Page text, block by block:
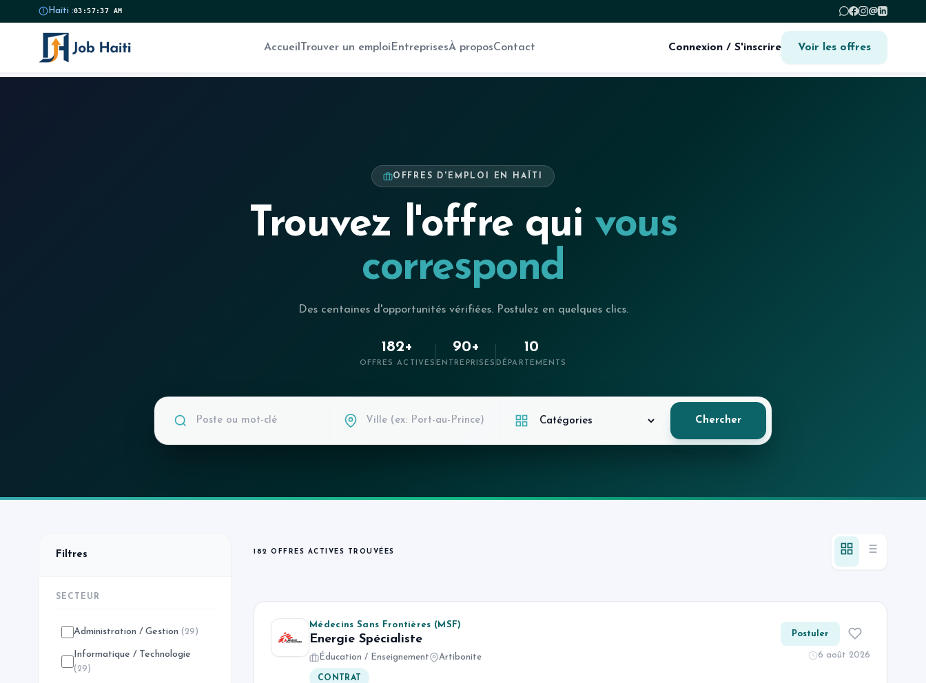
Haïti :03:57:38 AM @
Accueil Trouver un emploi EntreprisesÀ proposContact Connexion / S'inscrire Voir les offres
OFFRES D'EMPLOI EN HAÏTI
Trouvez l'offre qui vous
correspond
Des centaines d'opportunités vérifiées. Postulez en quelques clics.
182+
OFFRES ACTIVES
90+
ENTREPRISES
10
DÉPARTEMENTS
Chercher
Filtres
SECTEUR
Administration / Gestion (29)
Informatique / Technologie
(29)
182 OFFRES ACTIVES TROUVÉES
Médecins Sans Frontières (MSF)
Energie Spécialiste
Éducation / Enseignement Artibonite
CONTRAT
6 août 2026
Postuler